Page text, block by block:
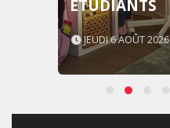
ÉTUDIANTS
JEUDI 6 AOÛT 2026